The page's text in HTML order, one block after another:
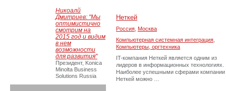
Неткей
Россия Москва
Компьютерная системная интеграция
Компьютеры, оргтехника
IT-компания Неткей является одним из
лидеров в информационных технологиях.
Наиболее успешными сферами компании
Неткей можно …
Никоалй
Дмитриев: "Мы
оптимистично
смотрим на
2015 год и видим
в нем
возможности
для развития"
Президент, Konica
Minolta Business
Solutions Russia